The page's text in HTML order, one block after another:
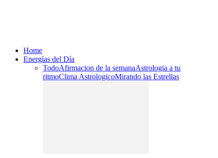
Home
Energías del Día
TodoAfirmacion de la semanaAstrologia a tu
ritmoClima AstrologicoMirando las Estrellas